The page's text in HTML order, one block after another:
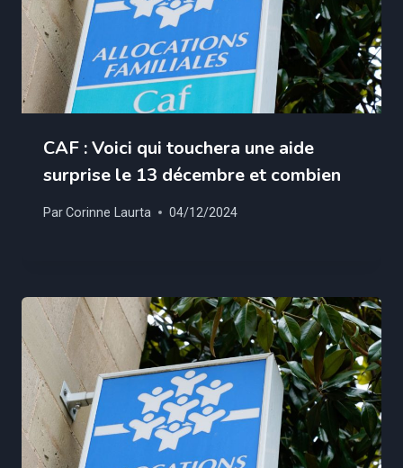
CAF : Voici qui touchera une aide
surprise le 13 décembre et combien
ParCorinne Laurta 04/12/2024